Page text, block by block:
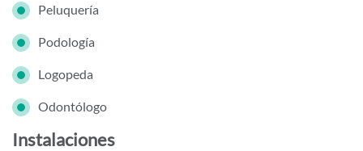
Peluquería
Podología
Logopeda
Odontólogo
Instalaciones